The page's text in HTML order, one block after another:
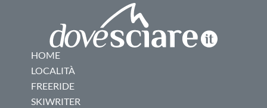
HOME
LOCALITÀ
FREERIDE
SKIWRITER